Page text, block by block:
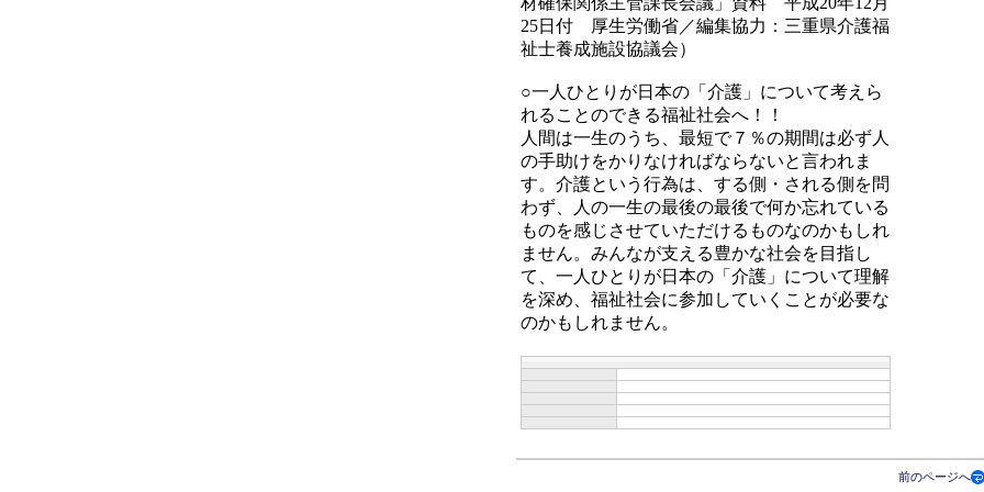
25日付 厚生労働省／編集協力：三重県介護福
祉士養成施設協議会）
○一人ひとりが日本の「介護」について考えら
れることのできる福祉社会へ！！
人間は一生のうち、最短で７％の期間は必ず人
の手助けをかりなければならないと言われま
す。介護という行為は、する側・される側を問
わず、人の一生の最後の最後で何か忘れている
ものを感じさせていただけるものなのかもしれ
ません。みんなが支える豊かな社会を目指し
て、一人ひとりが日本の「介護」について理解
を深め、福祉社会に参加していくことが必要な
のかもしれません。
前のページへ